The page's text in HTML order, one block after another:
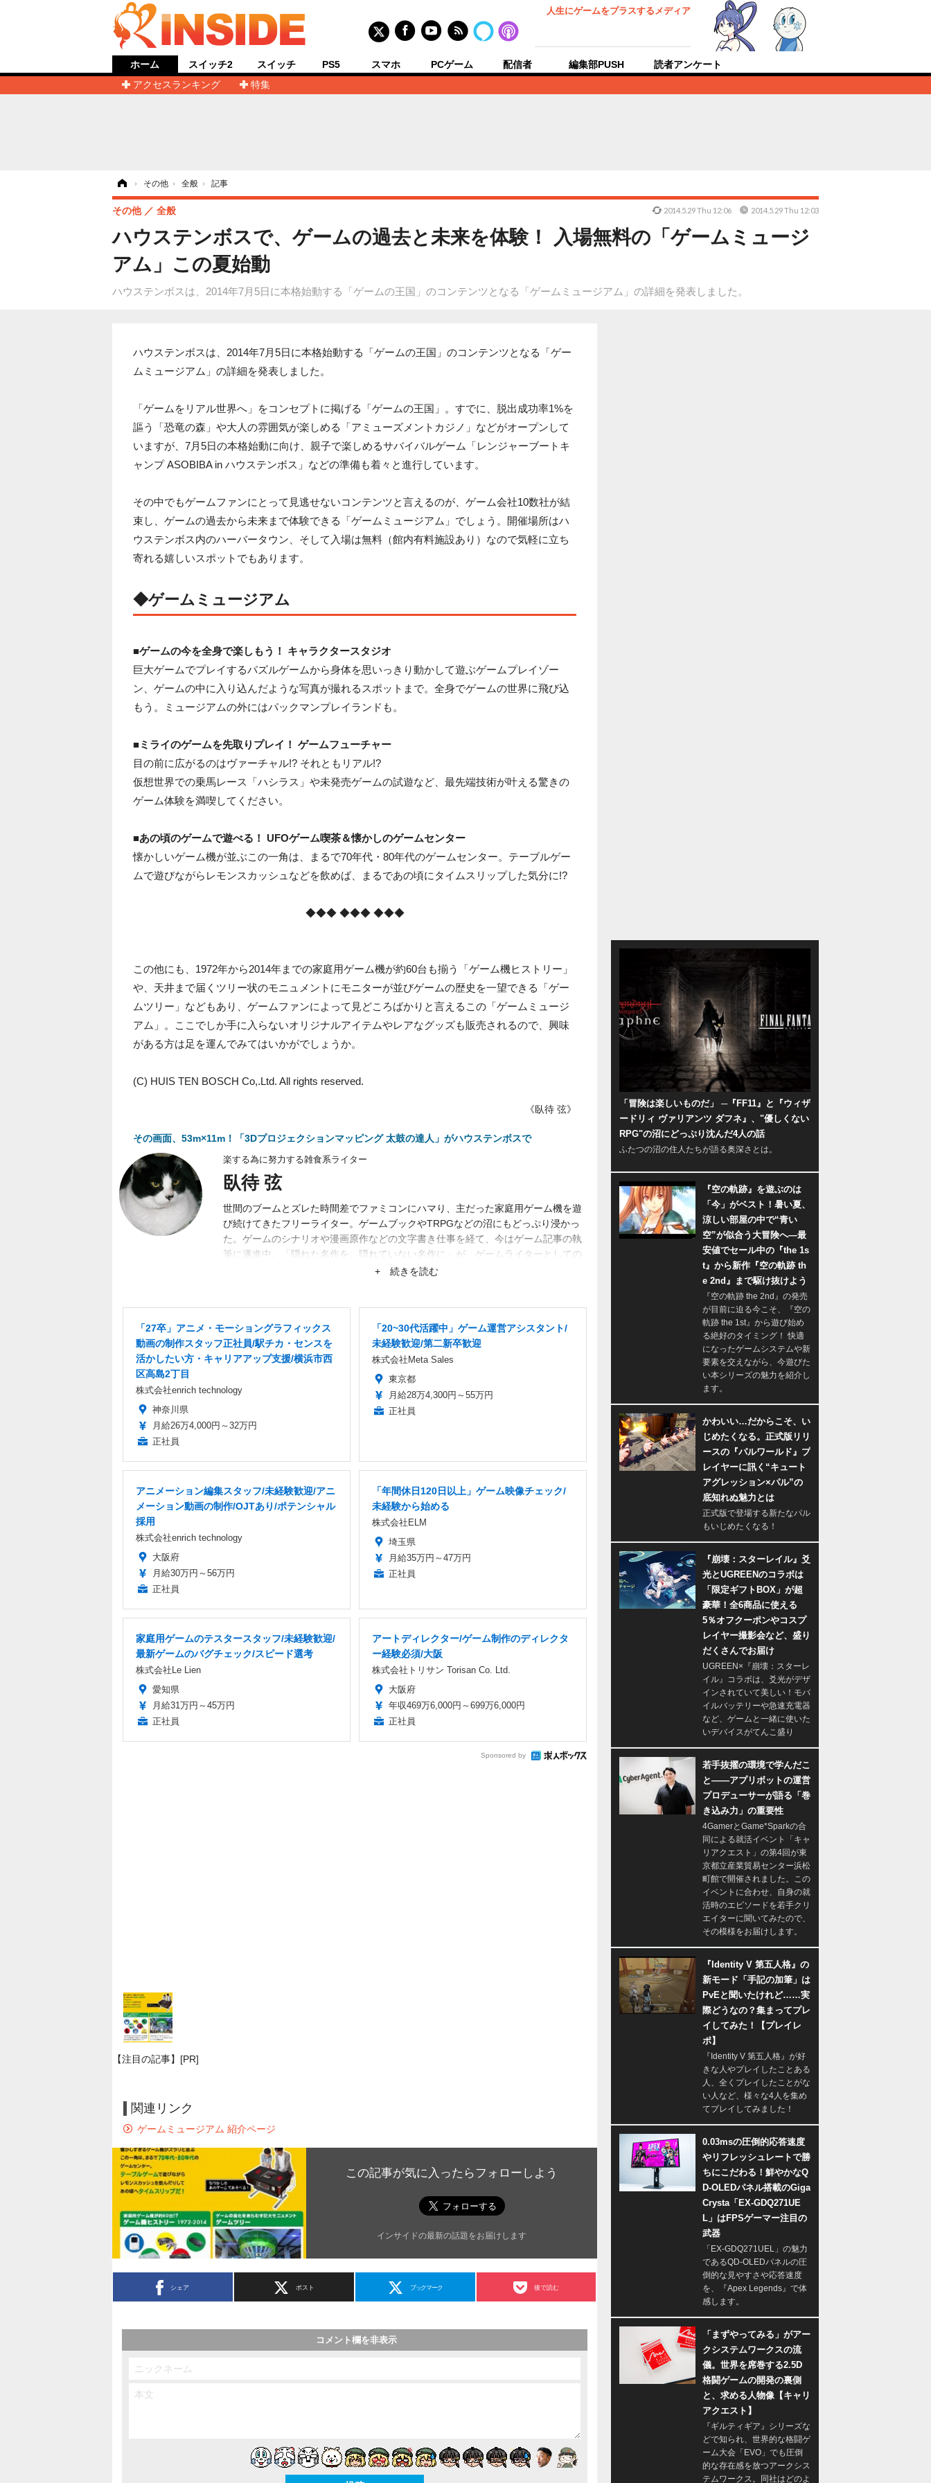
人生にゲームをプラスするメディア
ホーム
アクセスランキング
特集
スイッチ2 スイッチ PS5 スマホ PCゲーム 配信者 編集部PUSH 読者アンケート
› その他 › 全般 › 記事
ハウステンボスで、ゲームの過去と未来を体験！ 入場無料の「ゲームミュージ
アム」この夏始動
ハウステンボスは、2014年7月5日に本格始動する「ゲームの王国」のコンテンツとなる「ゲームミュージアム」の詳細を発表しました。
その他 全般 2014.5.29 Thu 12:06 2014.5.29 Thu 12:03
ハウステンボスは、2014年7月5日に本格始動する「ゲームの王国」のコンテンツとなる「ゲー
ムミュージアム」の詳細を発表しました。
「ゲームをリアル世界へ」をコンセプトに掲げる「ゲームの王国」。すでに、脱出成功率1%を
謳う「恐竜の森」や大人の雰囲気が楽しめる「アミューズメントカジノ」などがオープンして
いますが、7月5日の本格始動に向け、親子で楽しめるサバイバルゲーム「レンジャーブートキ
ャンプ ASOBIBA in ハウステンボス」などの準備も着々と進行しています。
その中でもゲームファンにとって見逃せないコンテンツと言えるのが、ゲーム会社10数社が結
束し、ゲームの過去から未来まで体験できる「ゲームミュージアム」でしょう。開催場所はハ
ウステンボス内のハーバータウン、そして入場は無料（館内有料施設あり）なので気軽に立ち
寄れる嬉しいスポットでもあります。
◆ゲームミュージアム
■ゲームの今を全身で楽しもう！ キャラクタースタジオ
巨大ゲームでプレイするパズルゲームから身体を思いっきり動かして遊ぶゲームプレイゾー
ン、ゲームの中に入り込んだような写真が撮れるスポットまで。全身でゲームの世界に飛び込
もう。ミュージアムの外にはパックマンプレイランドも。
■ミライのゲームを先取りプレイ！ ゲームフューチャー
目の前に広がるのはヴァーチャル!? それともリアル!?
仮想世界での乗馬レース「ハシラス」や未発売ゲームの試遊など、最先端技術が叶える驚きの
ゲーム体験を満喫してください。
■あの頃のゲームで遊べる！ UFOゲーム喫茶＆懐かしのゲームセンター
懐かしいゲーム機が並ぶこの一角は、まるで70年代・80年代のゲームセンター。テーブルゲー
ムで遊びながらレモンスカッシュなどを飲めば、まるであの頃にタイムスリップした気分に!?
◆◆◆ ◆◆◆ ◆◆◆
この他にも、1972年から2014年までの家庭用ゲーム機が約60台も揃う「ゲーム機ヒストリー」
や、天井まで届くツリー状のモニュメントにモニターが並びゲームの歴史を一望できる「ゲー
ムツリー」などもあり、ゲームファンによって見どころばかりと言えるこの「ゲームミュージ
アム」。ここでしか手に入らないオリジナルアイテムやレアなグッズも販売されるので、興味
がある方は足を運んでみてはいかがでしょうか。
(C) HUIS TEN BOSCH Co,.Ltd. All rights reserved.
《臥待 弦》
その画面、53m×11m！「3Dプロジェクションマッピング 太鼓の達人」がハウステンボスで
楽する為に努力する雑食系ライター
臥待 弦
世間のブームとズレた時間差でファミコンにハマり、主だった家庭用ゲーム機を遊
び続けてきたフリーライター。ゲームブックやTRPGなどの沼にもどっぷり浸かっ
た。ゲームのシナリオや漫画原作などの文字書き仕事を経て、今はゲーム記事の執
筆に邁進中。「隠れた名作を、隠れていない名作に」が、ゲームライターとしての
目標。隙あらば、あまり知られていない作品にスポットを当てたがる。仕事は幅広
+ 続きを読む
「27卒」アニメ・モーショングラフィックス
動画の制作スタッフ正社員/駅チカ・センスを
活かしたい方・キャリアアップ支援/横浜市西
区高島2丁目
株式会社enrich technology
神奈川県
月給26万4,000円～32万円
正社員
「20~30代活躍中」ゲーム運営アシスタント/
未経験歓迎/第二新卒歓迎
株式会社Meta Sales
東京都
月給28万4,300円～55万円
正社員
アニメーション編集スタッフ/未経験歓迎/アニ
メーション動画の制作/OJTあり/ポテンシャル
採用
株式会社enrich technology
大阪府
月給30万円～56万円
正社員
「年間休日120日以上」ゲーム映像チェック/
未経験から始める
株式会社ELM
埼玉県
月給35万円～47万円
正社員
家庭用ゲームのテスタースタッフ/未経験歓迎/
最新ゲームのバグチェック/スピード選考
株式会社Le Lien
愛知県
月給31万円～45万円
正社員
アートディレクター/ゲーム制作のディレクタ
ー経験必須/大阪
株式会社トリサン Torisan Co. Ltd.
大阪府
年収469万6,000円～699万6,000円
正社員
Sponsored by
【注目の記事】[PR]
関連リンク
ゲームミュージアム 紹介ページ
この記事が気に入ったらフォローしよう
インサイドの最新の話題をお届けします
シェア ポスト ブックマーク 後で読む
コメント欄を非表示
「冒険は楽しいものだ」 ─『FF11』と『ウィザ
ードリィ ヴァリアンツ ダフネ』、"優しくない
RPG"の沼にどっぷり沈んだ4人の話
ふたつの沼の住人たちが語る奥深さとは。
『空の軌跡』を遊ぶのは
「今」がベスト！暑い夏、
涼しい部屋の中で“青い
空”が似合う大冒険へ―最
安値でセール中の『the 1s
t』から新作『空の軌跡 th
e 2nd』まで駆け抜けよう
『空の軌跡 the 2nd』の発売
が目前に迫る今こそ、『空の
軌跡 the 1st』から遊び始め
る絶好のタイミング！ 快適
になったゲームシステムや新
要素を交えながら、今遊びた
い本シリーズの魅力を紹介し
ます。
かわいい…だからこそ、い
じめたくなる。正式版リリ
ースの『パルワールド』プ
レイヤーに訊く“キュート
アグレッション×パル”の
底知れぬ魅力とは
正式版で登場する新たなパル
もいじめたくなる！
『崩壊：スターレイル』爻
光とUGREENのコラボは
「限定ギフトBOX」が超
豪華！全6商品に使える
5％オフクーポンやコスプ
レイヤー撮影会など、盛り
だくさんでお届け
UGREEN×『崩壊：スターレ
イル』コラボは、爻光がデザ
インされていて美しい！モバ
イルバッテリーや急速充電器
など、ゲームと一緒に使いた
いデバイスがてんこ盛り
若手抜擢の環境で学んだこ
と――アプリボットの運営
プロデューサーが語る「巻
き込み力」の重要性
4GamerとGame*Sparkの合
同による就活イベント「キャ
リアクエスト」の第4回が東
京都立産業貿易センター浜松
町館で開催されました。この
イベントに合わせ、自身の就
活時のエピソードを若手クリ
エイターに聞いてみたので、
その模様をお届けします。
『Identity V 第五人格』の
新モード「手記の加筆」は
PvEと聞いたけれど……実
際どうなの？集まってプレ
イしてみた！【プレイレ
ポ】
『Identity V 第五人格』が好
きな人やプレイしたことある
人、全くプレイしたことがな
い人など、様々な4人を集め
てプレイしてみました！
0.03msの圧倒的応答速度
やリフレッシュレートで勝
ちにこだわる！鮮やかなQ
D-OLEDパネル搭載のGiga
Crysta「EX-GDQ271UE
L」はFPSゲーマー注目の
武器
「EX-GDQ271UEL」の魅力
であるQD-OLEDパネルの圧
倒的な見やすさや応答速度
を、『Apex Legends』で体
感します。
「まずやってみる」がアー
クシステムワークスの流
儀。世界を席巻する2.5D
格闘ゲームの開発の裏側
と、求める人物像【キャリ
アクエスト】
『ギルティギア』シリーズな
どで知られ、世界的な格闘ゲ
ーム大会「EVO」でも圧倒
的な存在感を放つアークシス
テムワークス。同社はどのよ